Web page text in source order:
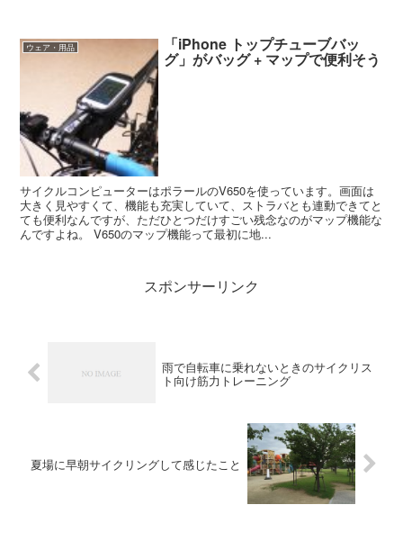
ウェア・用品 「iPhone トップチューブバッ
グ」がバッグ + マップで便利そう
サイクルコンピューターはポラールのV650を使っています。画面は
大きく見やすくて、機能も充実していて、ストラバとも連動できてと
ても便利なんですが、ただひとつだけすごい残念なのがマップ機能な
んですよね。 V650のマップ機能って最初に地...
スポンサーリンク
雨で自転車に乗れないときのサイクリス
ト向け筋力トレーニング
夏場に早朝サイクリングして感じたこと